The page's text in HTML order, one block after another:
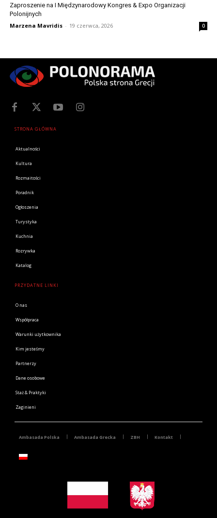
Zaproszenie na I Międzynarodowy Kongres & Expo Organizacji
Polonijnych
Marzena Mavridis - 19 czerwca, 2026 0
STRONA GŁÓWNA
Aktualności
Kultura
Rozmaitości
Poradnik
Ogłoszenia
Turystyka
Kuchnia
Rozrywka
Katalog
PRZYDATNE LINKI
O nas
Współpraca
Warunki użytkownika
Kim jesteśmy
Partnerzy
Dane osobowe
Staż & Praktyki
Zaginieni
Ambasada Polska Ambasada Grecka ZBH Kontakt